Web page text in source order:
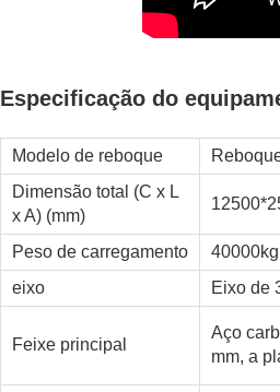
Especificação do
Modelo de reboque
Dimensão total (C x L
x A) (mm)
Peso de carregamento
40000kg
eixo
Eixo de
Feixe principal
Aço
mm, a